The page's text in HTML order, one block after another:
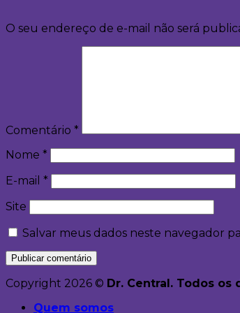
O seu endereço de e-mail não será
Comentário *
Nome *
E-mail *
Site
Salvar meus dados neste navegador
Copyright 2026 © Dr. Central. Todos os
Quem somos